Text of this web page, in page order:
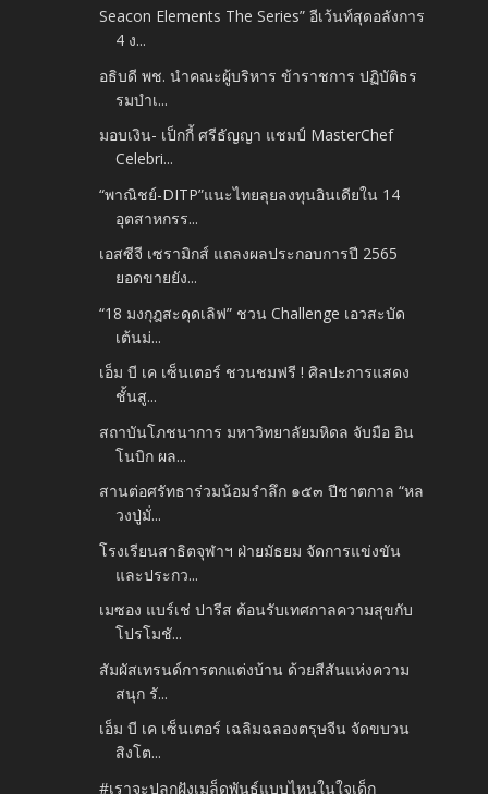
Seacon Elements The Series” อีเว้นท์สุดอลังการ
4 ง...
อธิบดี พช. นำคณะผู้บริหาร ข้าราชการ ปฏิบัติธร
รมบำเ...
มอบเงิน- เป็กกี้ ศรีธัญญา แชมป์ MasterChef
Celebri...
“พาณิชย์-DITP”แนะไทยลุยลงทุนอินเดียใน 14
อุตสาหกรร...
เอสซีจี เซรามิกส์ แถลงผลประกอบการปี 2565
ยอดขายยัง...
“18 มงกุฎสะดุดเลิฟ” ชวน Challenge เอวสะบัด
เต้นม่...
เอ็ม บี เค เซ็นเตอร์ ชวนชมฟรี ! ศิลปะการแสดง
ชั้นสู...
สถาบันโภชนาการ มหาวิทยาลัยมหิดล จับมือ อิน
โนบิก ผล...
สานต่อศรัทธาร่วมน้อมรำลึก ๑๕๓ ปีชาตกาล “หล
วงปู่มั่...
โรงเรียนสาธิตจุฬาฯ ฝ่ายมัธยม จัดการแข่งขัน
และประกว...
เมซอง แบร์เช่ ปารีส ต้อนรับเทศกาลความสุขกับ
โปรโมชั...
สัมผัสเทรนด์การตกแต่งบ้าน ด้วยสีสันแห่งความ
สนุก รั...
เอ็ม บี เค เซ็นเตอร์ เฉลิมฉลองตรุษจีน จัดขบวน
สิงโต...
#เราจะปลูกฝังเมล็ดพันธ์ุแบบไหนในใจเด็ก